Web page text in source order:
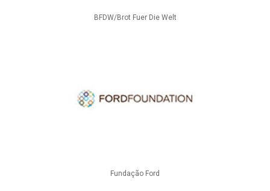
BFDW/Brot Fuer Die Welt
Fundação Ford